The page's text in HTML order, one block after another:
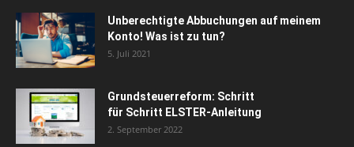
Unberechtigte Abbuchungen auf meinem
Konto! Was ist zu tun?
5. Juli 2021
Grundsteuerreform: Schritt
für Schritt ELSTER-Anleitung
2. September 2022